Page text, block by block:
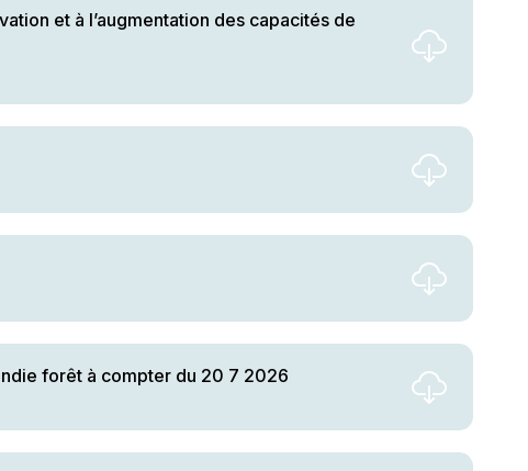
et à l’augmentation des capacités de
forêt à compter du 20 7 2026